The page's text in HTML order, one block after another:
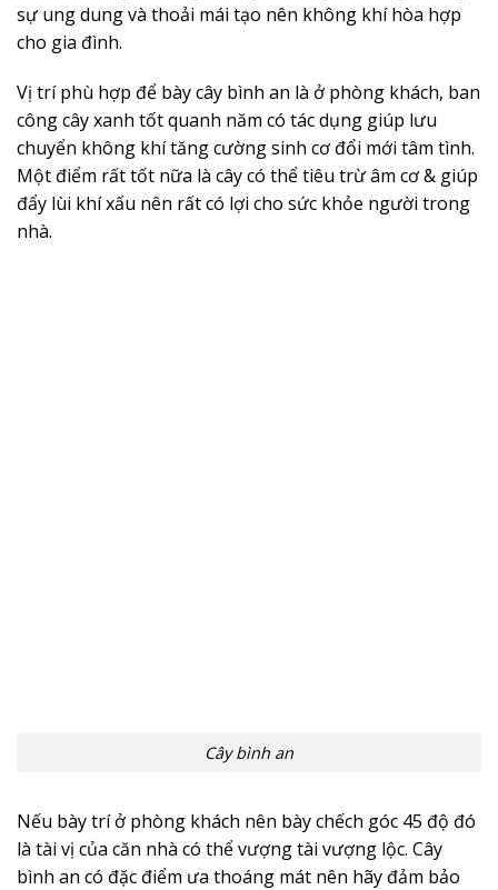
sự ung dung và thoải mái tạo nên không khí hòa hợp
cho gia đình.
Vị trí phù hợp để bày cây bình an là ở phòng khách, ban
công cây xanh tốt quanh năm có tác dụng giúp lưu
chuyển không khí tăng cường sinh cơ đổi mới tâm tình.
Một điểm rất tốt nữa là cây có thể tiêu trừ âm cơ & giúp
đẩy lùi khí xấu nên rất có lợi cho sức khỏe người trong
nhà.
Cây bình an
Nếu bày trí ở phòng khách nên bày chếch góc 45 độ đó
là tài vị của căn nhà có thể vượng tài vượng lộc. Cây
bình an có đặc điểm ưa thoáng mát nên hãy đảm bảo